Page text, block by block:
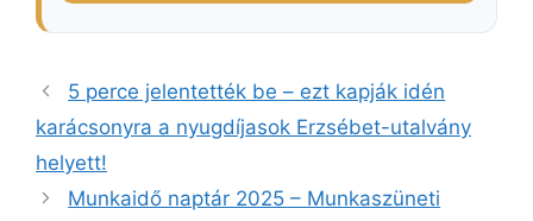
5 perce jelentették be – ezt kapják idén
karácsonyra a nyugdíjasok Erzsébet-utalvány
helyett!
Munkaidő naptár 2025 – Munkaszüneti